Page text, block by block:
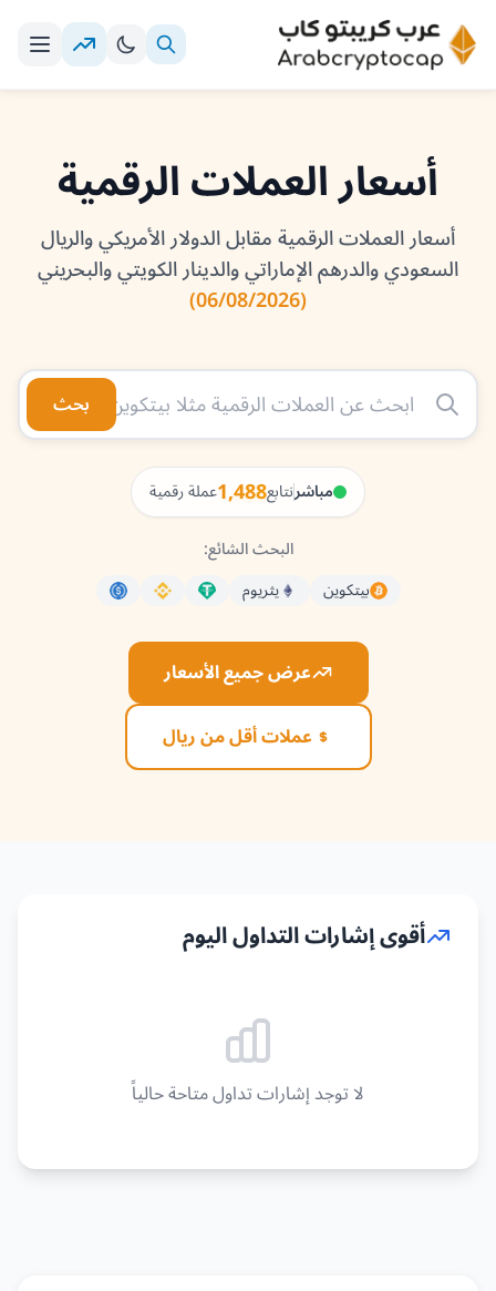
أسعار العملات الرقمية
أسعار العملات الرقمية مقابل الدولار الأمريكي والريال
السعودي والدرهم الإماراتي والدينار الكويتي والبحريني
(06/08/2026)
بحث
مباشرنتابع1,488عملة رقمية
البحث الشائع:
بيتكوين
يثريوم
عرض جميع الأسعار
عملات أقل من ريال
أقوى إشارات التداول اليوم
لا توجد إشارات تداول متاحة حالياً